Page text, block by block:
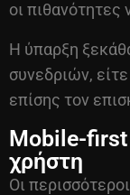
οι
Η ύπαρξη
συνεδριών,
επίσης τον
Mobile-first
χρήστη
Οι